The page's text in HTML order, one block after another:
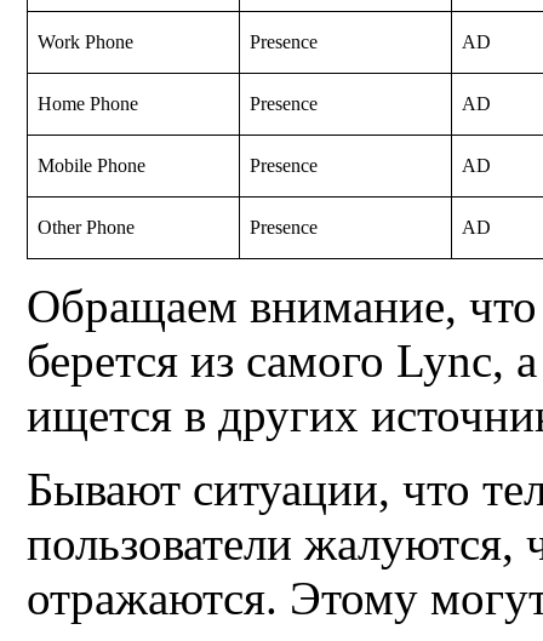
Work Phone Presence AD
Home Phone Presence AD
Mobile Phone Presence AD
Other Phone Presence AD
Обращаем внимание,
берется из самого Lync,
ищется в других
Бывают ситуации, что
пользователи жалуются,
отражаются. Этому